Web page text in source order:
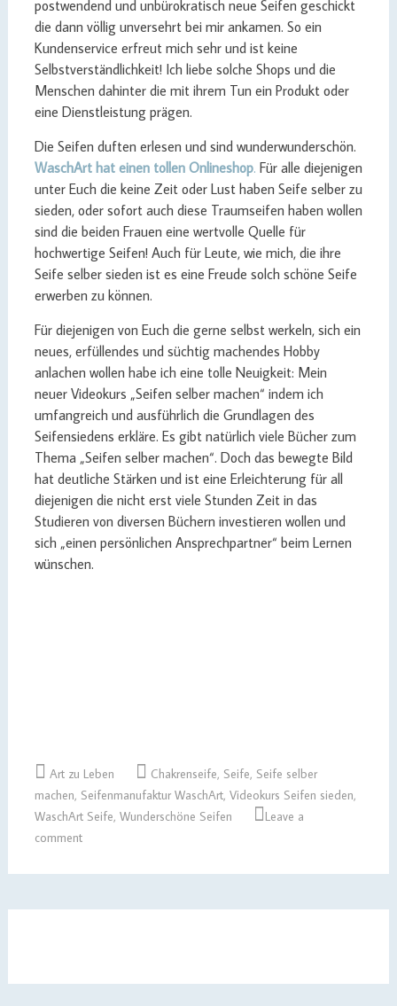
postwendend und unbürokratisch neue Seifen geschickt
die dann völlig unversehrt bei mir ankamen. So ein
Kundenservice erfreut mich sehr und ist keine
Selbstverständlichkeit! Ich liebe solche Shops und die
Menschen dahinter die mit ihrem Tun ein Produkt oder
eine Dienstleistung prägen.
Die Seifen duften erlesen und sind wunderwunderschön.
WaschArt hat einen tollen Onlineshop. Für alle diejenigen
unter Euch die keine Zeit oder Lust haben Seife selber zu
sieden, oder sofort auch diese Traumseifen haben wollen
sind die beiden Frauen eine wertvolle Quelle für
hochwertige Seifen! Auch für Leute, wie mich, die ihre
Seife selber sieden ist es eine Freude solch schöne Seife
erwerben zu können.
Für diejenigen von Euch die gerne selbst werkeln, sich ein
neues, erfüllendes und süchtig machendes Hobby
anlachen wollen habe ich eine tolle Neuigkeit: Mein
neuer Videokurs „Seifen selber machen“ indem ich
umfangreich und ausführlich die Grundlagen des
Seifensiedens erkläre. Es gibt natürlich viele Bücher zum
Thema „Seifen selber machen“. Doch das bewegte Bild
hat deutliche Stärken und ist eine Erleichterung für all
diejenigen die nicht erst viele Stunden Zeit in das
Studieren von diversen Büchern investieren wollen und
sich „einen persönlichen Ansprechpartner“ beim Lernen
wünschen.
Art zu Leben Chakrenseife, Seife, Seife selber
machen, Seifenmanufaktur WaschArt, Videokurs Seifen sieden,
WaschArt Seife, Wunderschöne Seifen
Leave a
comment